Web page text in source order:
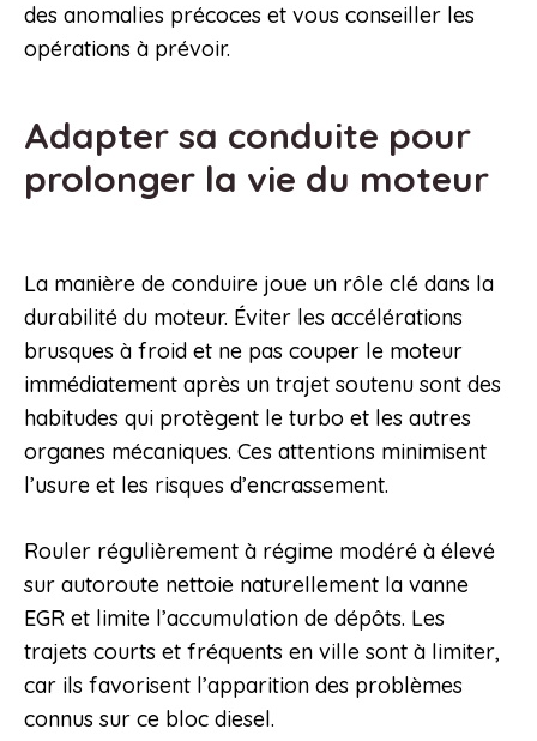
des anomalies précoces et vous conseiller les
opérations à prévoir.
Adapter sa conduite pour
prolonger la vie du moteur
La manière de conduire joue un rôle clé dans la
durabilité du moteur. Éviter les accélérations
brusques à froid et ne pas couper le moteur
immédiatement après un trajet soutenu sont des
habitudes qui protègent le turbo et les autres
organes mécaniques. Ces attentions minimisent
l’usure et les risques d’encrassement.
Rouler régulièrement à régime modéré à élevé
sur autoroute nettoie naturellement la vanne
EGR et limite l’accumulation de dépôts. Les
trajets courts et fréquents en ville sont à limiter,
car ils favorisent l’apparition des problèmes
connus sur ce bloc diesel.